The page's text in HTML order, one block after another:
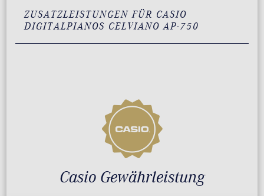
ZUSATZLEISTUNGEN FÜR CASIO
DIGITALPIANOS CELVIANO AP-750
Casio Gewährleistung